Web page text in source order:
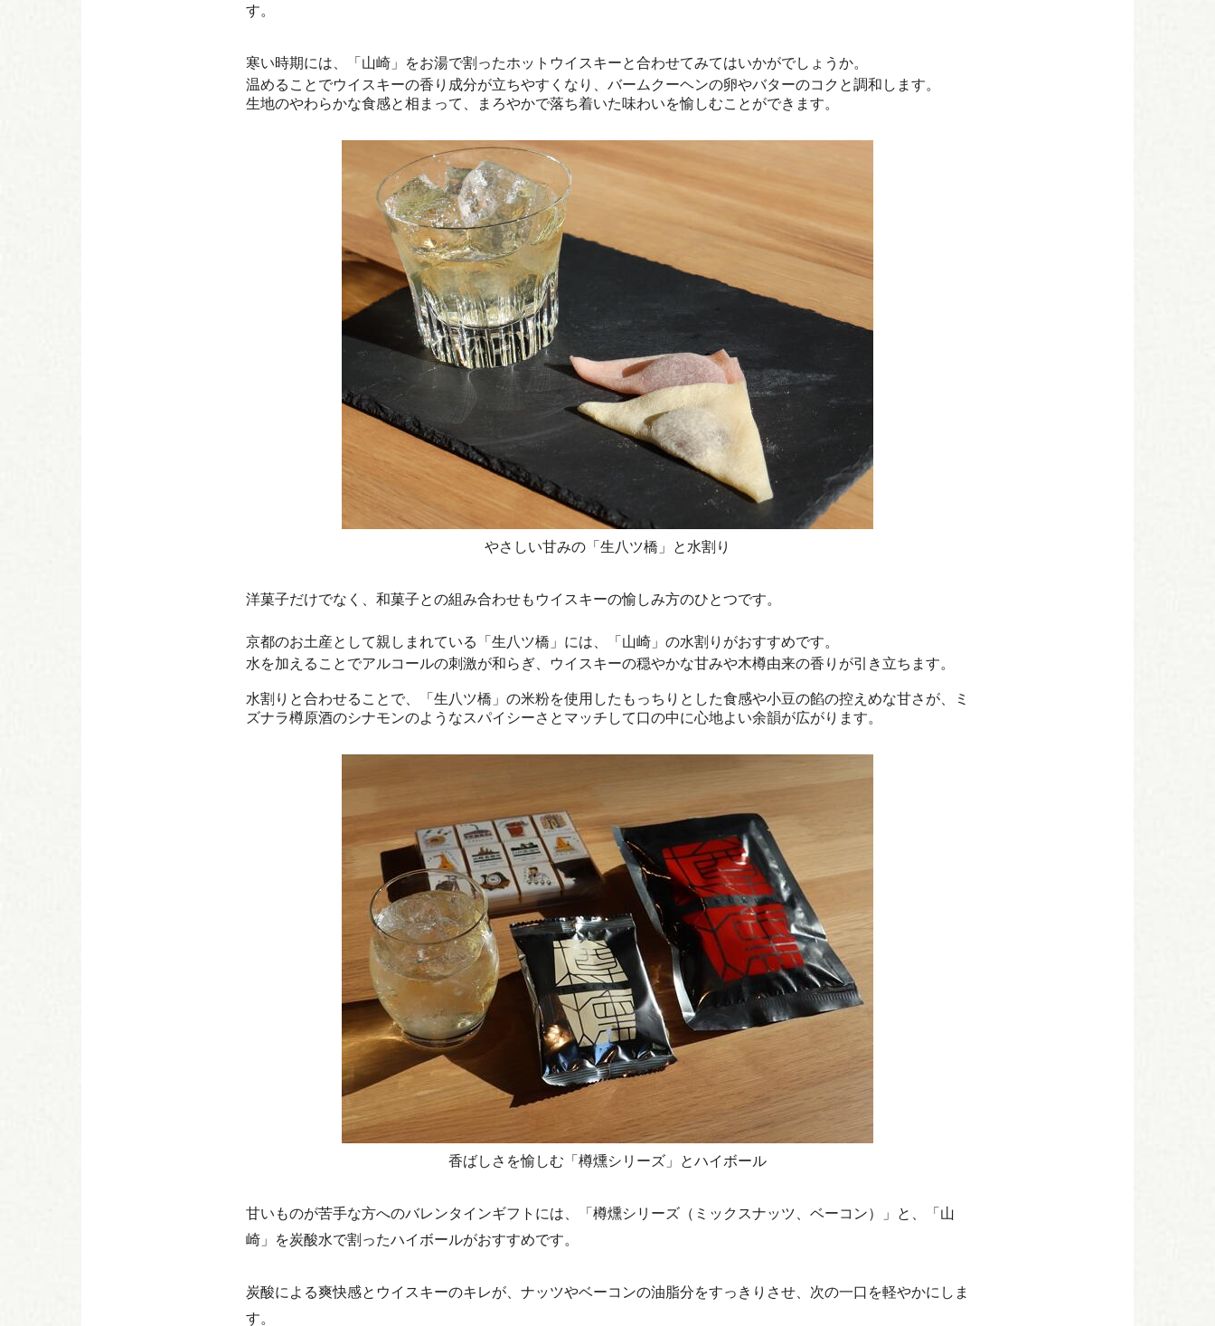
す。
寒い時期には、「山崎」をお湯で割ったホットウイスキーと合わせてみてはいかがでしょうか。
温めることでウイスキーの香り成分が立ちやすくなり、バームクーヘンの卵やバターのコクと調和します。
生地のやわらかな食感と相まって、まろやかで落ち着いた味わいを愉しむことができます。
やさしい甘みの「生八ツ橋」と水割り
洋菓子だけでなく、和菓子との組み合わせもウイスキーの愉しみ方のひとつです。
京都のお土産として親しまれている「生八ツ橋」には、「山崎」の水割りがおすすめです。
水を加えることでアルコールの刺激が和らぎ、ウイスキーの穏やかな甘みや木樽由来の香りが引き立ちます。
水割りと合わせることで、「生八ツ橋」の米粉を使用したもっちりとした食感や小豆の餡の控えめな甘さが、ミ
ズナラ樽原酒のシナモンのようなスパイシーさとマッチして口の中に心地よい余韻が広がります。
香ばしさを愉しむ「樽燻シリーズ」とハイボール
甘いものが苦手な方へのバレンタインギフトには、「樽燻シリーズ（ミックスナッツ、ベーコン）」と、「山
崎」を炭酸水で割ったハイボールがおすすめです。
炭酸による爽快感とウイスキーのキレが、ナッツやベーコンの油脂分をすっきりさせ、次の一口を軽やかにしま
す。